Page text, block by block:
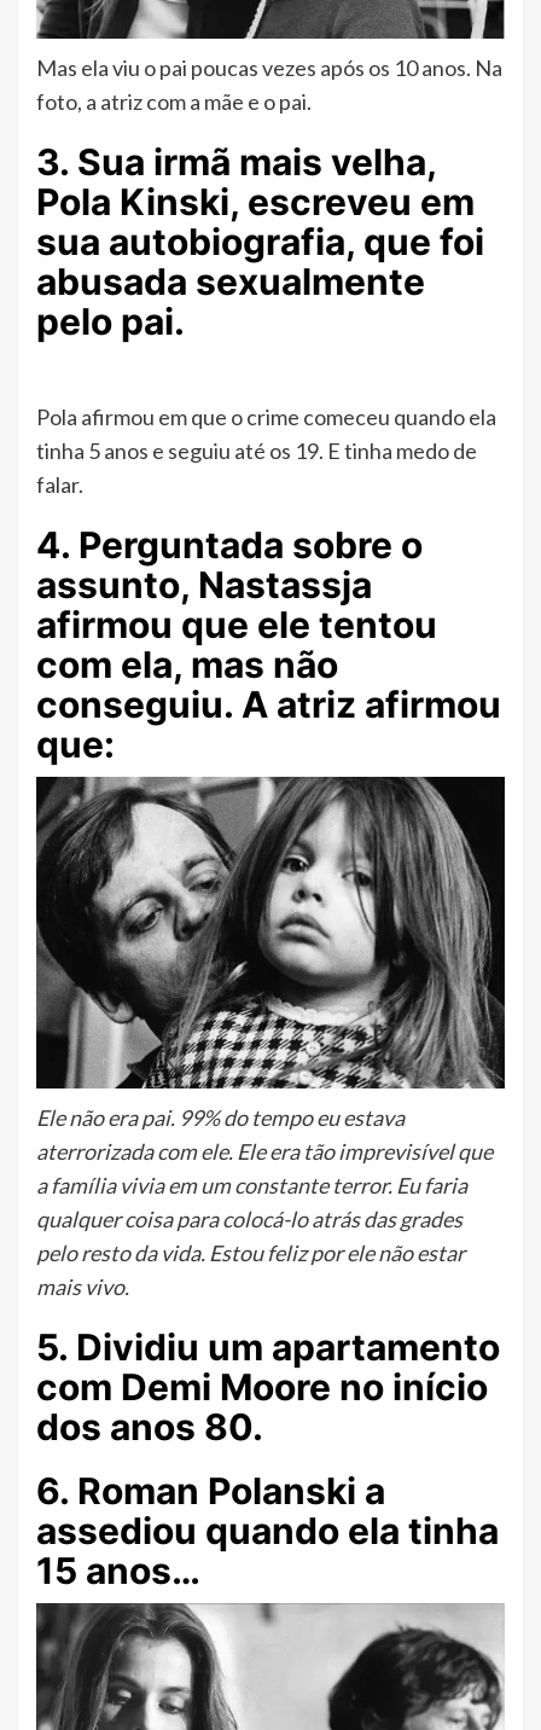
Mas ela viu o pai poucas vezes após os 10 anos. Na
foto, a atriz com a mãe e o pai.
3. Sua irmã mais velha,
Pola Kinski, escreveu em
sua autobiografia, que foi
abusada sexualmente
pelo pai.
Pola afirmou em que o crime comeceu quando ela
tinha 5 anos e seguiu até os 19. E tinha medo de
falar.
4. Perguntada sobre o
assunto, Nastassja
afirmou que ele tentou
com ela, mas não
conseguiu. A atriz afirmou
que:
Ele não era pai. 99% do tempo eu estava
aterrorizada com ele. Ele era tão imprevisível que
a família vivia em um constante terror. Eu faria
qualquer coisa para colocá-lo atrás das grades
pelo resto da vida. Estou feliz por ele não estar
mais vivo.
5. Dividiu um apartamento
com Demi Moore no início
dos anos 80.
6. Roman Polanski a
assediou quando ela tinha
15 anos…